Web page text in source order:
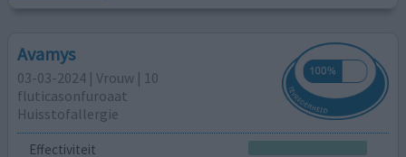
Avamys
03-03-2024 | Vrouw | 10
fluticasonfuroaat
Huisstofallergie
Effectiviteit